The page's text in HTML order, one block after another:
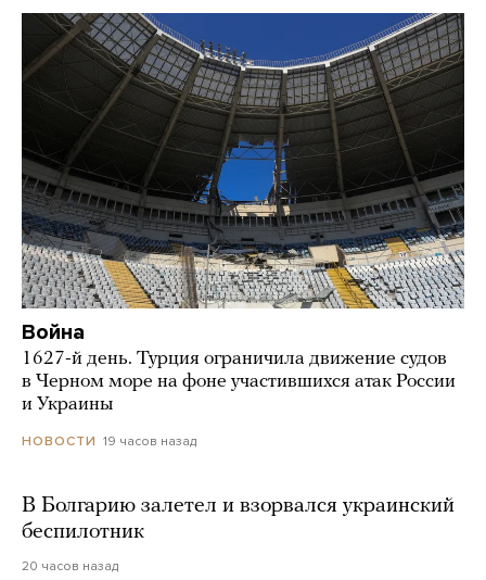
Война
1627-й день. Турция ограничила движение судов
в Черном море на фоне участившихся атак России
и Украины
НОВОСТИ 19 часов назад
В Болгарию залетел и взорвался украинский
беспилотник
20 часов назад